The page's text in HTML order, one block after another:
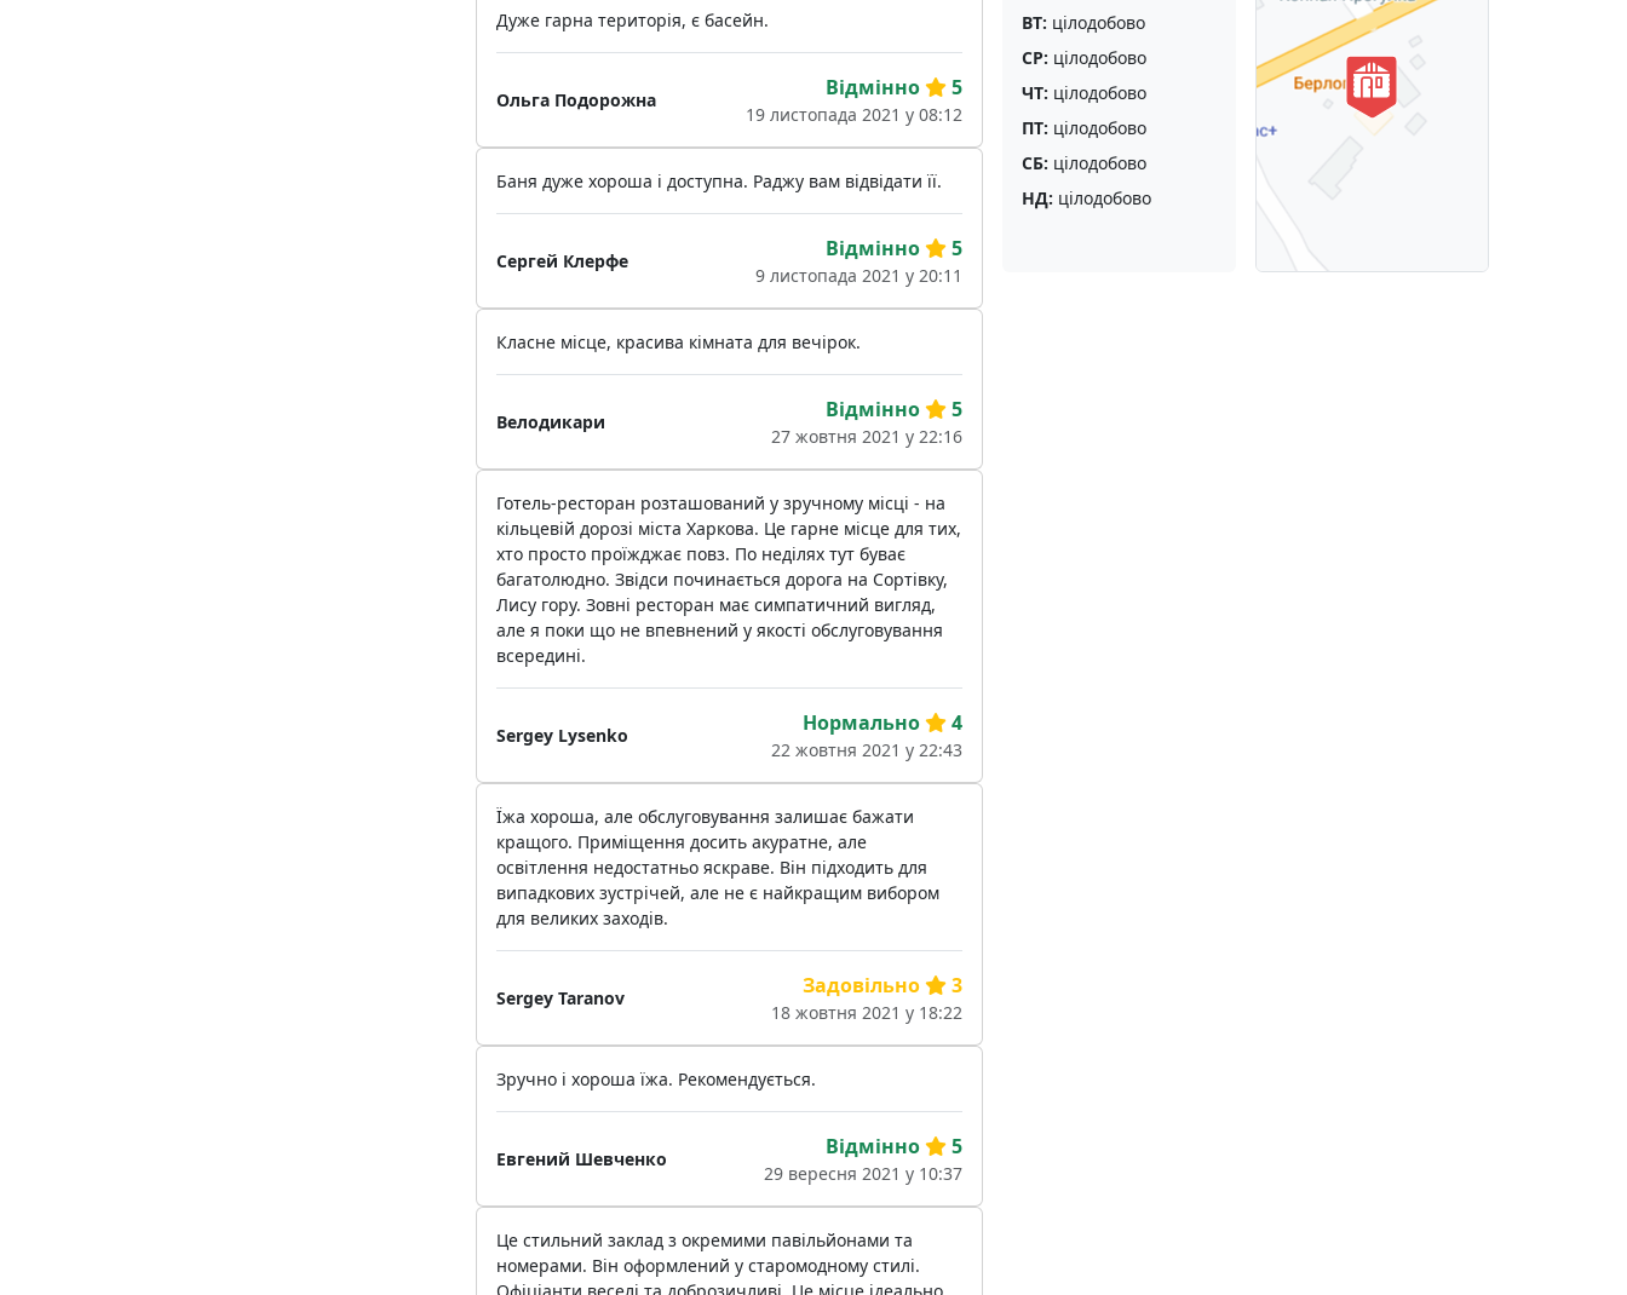
ВТ: цілодобово
СР: цілодобово
ЧТ: цілодобово
ПТ: цілодобово
СБ: цілодобово
НД: цілодобово
Дуже гарна територія, є басейн.
Ольга Подорожна Відмінно 5
19 листопада 2021 у 08:12
Баня дуже хороша і доступна. Раджу вам відвідати її.
Сергей Клерфе Відмінно 5
9 листопада 2021 у 20:11
Класне місце, красива кімната для вечірок.
Велодикари Відмінно 5
27 жовтня 2021 у 22:16
Готель-ресторан розташований у зручному місці - на
кільцевій дорозі міста Харкова. Це гарне місце для тих,
хто просто проїжджає повз. По неділях тут буває
багатолюдно. Звідси починається дорога на Сортівку,
Лису гору. Зовні ресторан має симпатичний вигляд,
але я поки що не впевнений у якості обслуговування
всередині.
Sergey Lysenko Нормально 4
22 жовтня 2021 у 22:43
Їжа хороша, але обслуговування залишає бажати
кращого. Приміщення досить акуратне, але
освітлення недостатньо яскраве. Він підходить для
випадкових зустрічей, але не є найкращим вибором
для великих заходів.
Sergey Taranov Задовільно 3
18 жовтня 2021 у 18:22
Зручно і хороша їжа. Рекомендується.
Евгений Шевченко Відмінно 5
29 вересня 2021 у 10:37
Це стильний заклад з окремими павільйонами та
номерами. Він оформлений у старомодному стилі.